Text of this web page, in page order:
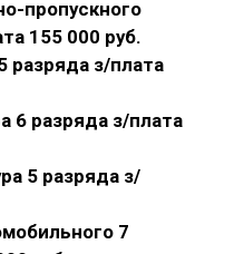
пропускного
155 000 руб.
разряда з/плата
6 разряда з/плата
5 разряда з/
7